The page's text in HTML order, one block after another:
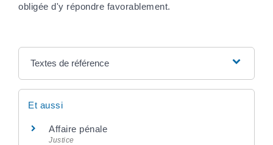
obligée d'y répondre favorablement.
Textes de référence
Et aussi
Affaire pénale
Justice